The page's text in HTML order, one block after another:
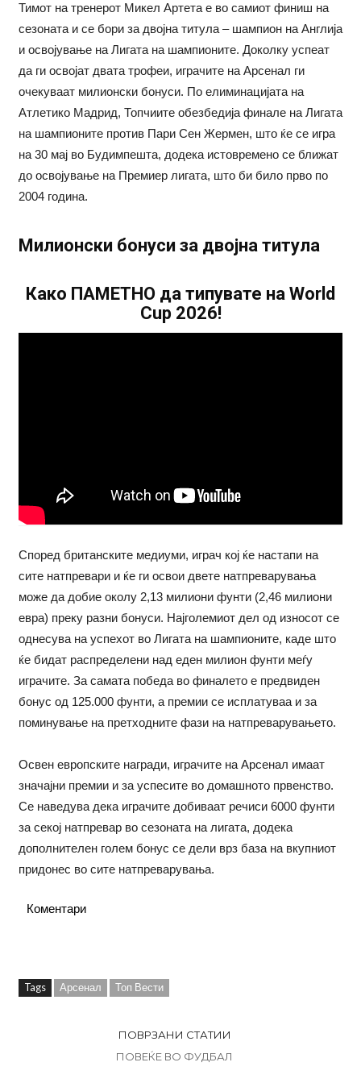
Тимот на тренерот Микел Артета е во самиот финиш на
сезоната и се бори за двојна титула – шампион на Англија
и освојување на Лигата на шампионите. Доколку успеат
да ги освојат двата трофеи, играчите на Арсенал ги
очекуваат милионски бонуси. По елиминацијата на
Атлетико Мадрид, Топчиите обезбедија финале на Лигата
на шампионите против Пари Сен Жермен, што ќе се игра
на 30 мај во Будимпешта, додека истовремено се ближат
до освојување на Премиер лигата, што би било прво по
2004 година.
Милионски бонуси за двојна титула
Како ПАМЕТНО да типувате на World
Cup 2026!
Според британските медиуми, играч кој ќе настапи на
сите натпревари и ќе ги освои двете натпреварувања
може да добие околу 2,13 милиони фунти (2,46 милиони
евра) преку разни бонуси. Најголемиот дел од износот се
однесува на успехот во Лигата на шампионите, каде што
ќе бидат распределени над еден милион фунти меѓу
играчите. За самата победа во финалето е предвиден
бонус од 125.000 фунти, а премии се исплатуваа и за
поминување на претходните фази на натпреварувањето.
Освен европските награди, играчите на Арсенал имаат
значајни премии и за успесите во домашното првенство.
Се наведува дека играчите добиваат речиси 6000 фунти
за секој натпревар во сезоната на лигата, додека
дополнителен голем бонус се дели врз база на вкупниот
придонес во сите натпреварувања.
Коментари
Tags Арсенал Топ Вести
ПОВРЗАНИ СТАТИИ
ПОВЕЌЕ ВО ФУДБАЛ